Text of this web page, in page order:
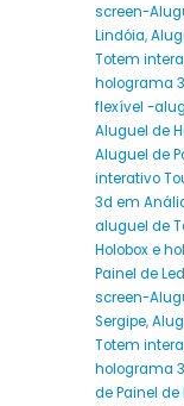
screen-
Lindóia,
Totem
holograma
flexível -
Aluguel de
Aluguel de
interativo
3d em
aluguel de
Holobox e
Painel de
screen-
Sergipe,
Totem
holograma
de Painel